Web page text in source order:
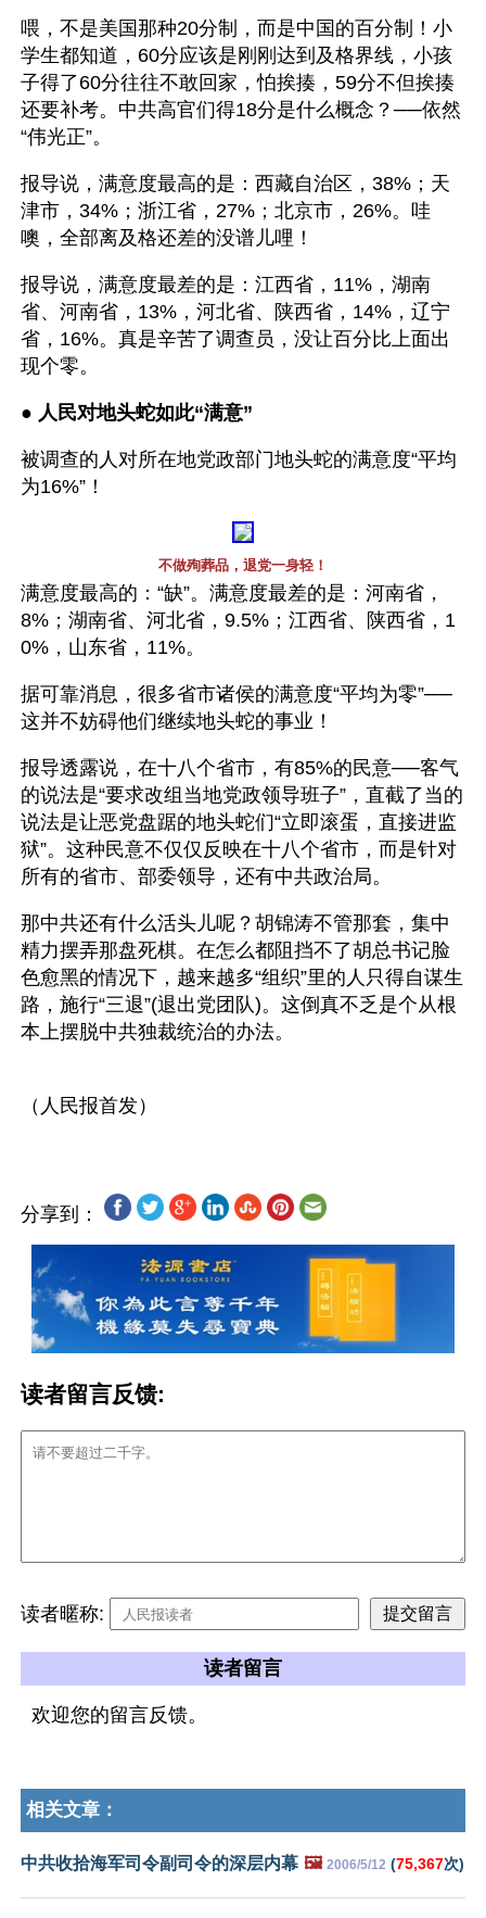
喂，不是美国那种20分制，而是中国的百分制！小
学生都知道，60分应该是刚刚达到及格界线，小孩
子得了60分往往不敢回家，怕挨揍，59分不但挨揍
还要补考。中共高官们得18分是什么概念？──依然
“伟光正”。
报导说，满意度最高的是：西藏自治区，38%；天
津市，34%；浙江省，27%；北京市，26%。哇
噢，全部离及格还差的没谱儿哩！
报导说，满意度最差的是：江西省，11%，湖南
省、河南省，13%，河北省、陕西省，14%，辽宁
省，16%。真是辛苦了调查员，没让百分比上面出
现个零。
● 人民对地头蛇如此“满意”
被调查的人对所在地党政部门地头蛇的满意度“平均
为16%”！
不做殉葬品，退党一身轻！
满意度最高的：“缺”。满意度最差的是：河南省，
8%；湖南省、河北省，9.5%；江西省、陕西省，1
0%，山东省，11%。
据可靠消息，很多省市诸侯的满意度“平均为零”──
这并不妨碍他们继续地头蛇的事业！
报导透露说，在十八个省市，有85%的民意──客气
的说法是“要求改组当地党政领导班子”，直截了当的
说法是让恶党盘踞的地头蛇们“立即滚蛋，直接进监
狱”。这种民意不仅仅反映在十八个省市，而是针对
所有的省市、部委领导，还有中共政治局。
那中共还有什么活头儿呢？胡锦涛不管那套，集中
精力摆弄那盘死棋。在怎么都阻挡不了胡总书记脸
色愈黑的情况下，越来越多“组织”里的人只得自谋生
路，施行“三退”(退出党团队)。这倒真不乏是个从根
本上摆脱中共独裁统治的办法。
分享到：
读者留言反馈:
读者暱称:
读者留言
欢迎您的留言反馈。
相关文章：
中共收拾海军司令副司令的深层内幕 🖼️ 2006/5/12 (75,367次)